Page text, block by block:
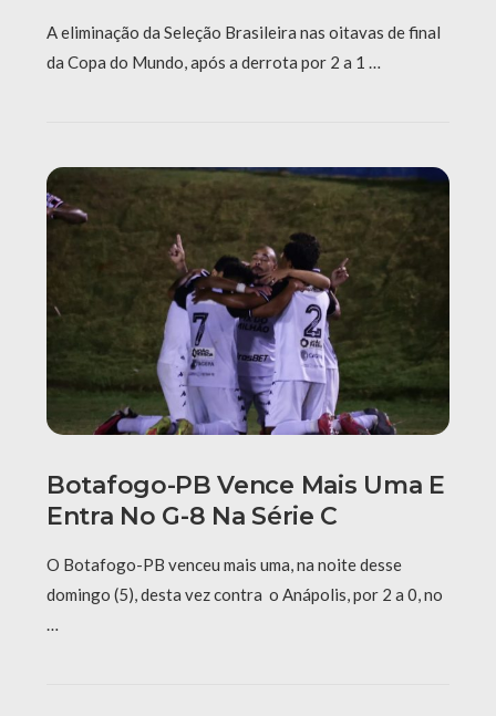
A eliminação da Seleção Brasileira nas oitavas de final
da Copa do Mundo, após a derrota por 2 a 1 …
Botafogo-PB Vence Mais Uma E
Entra No G-8 Na Série C
O Botafogo-PB venceu mais uma, na noite desse
domingo (5), desta vez contra o Anápolis, por 2 a 0, no
…